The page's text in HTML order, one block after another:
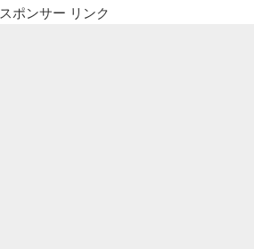
スポンサー リンク